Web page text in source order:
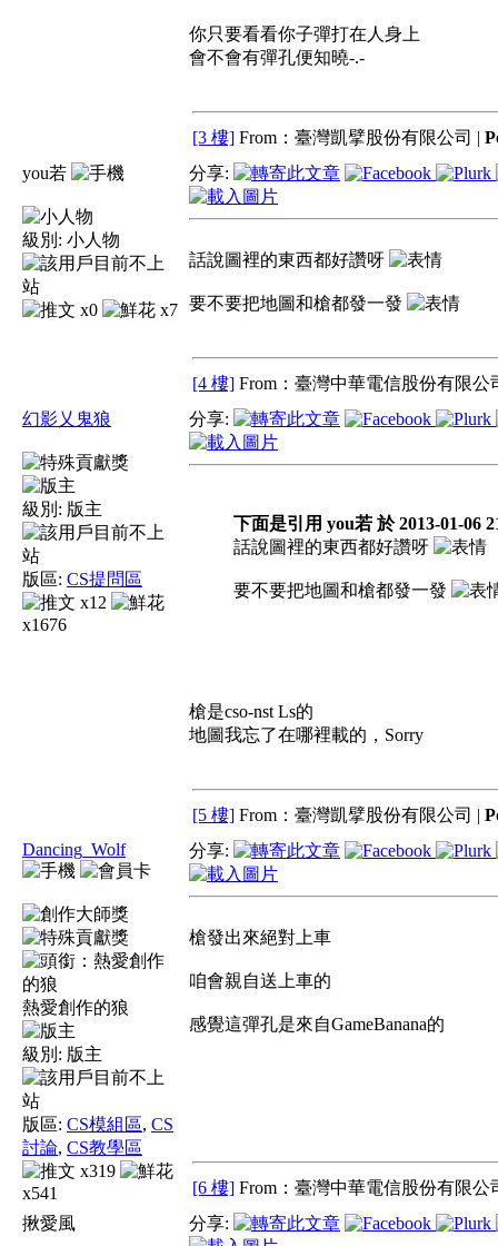
你只要看看你子彈打在人身上
會不會有彈孔便知曉-.-
[3 樓] From：臺灣凱擘股份有限公司 |
you若
級別: 小人物
x0 x7
分享:
話說圖裡的東西都好讚呀
要不要把地圖和槍都發一發
[4 樓] From：臺灣中華電信股份有限公
幻影乂鬼狼
級別: 版主
版區: CS提問區
x12
x1676
分享:
下面是引用 you若 於 2013-01-06
話說圖裡的東西都好讚呀
要不要把地圖和槍都發一發
槍是cso-nst Ls的
地圖我忘了在哪裡載的，Sorry
[5 樓] From：臺灣凱擘股份有限公司 |
Dancing_Wolf
熱愛創作的狼
級別: 版主
版區: CS模組區, CS
討論, CS教學區
x319
x541
分享:
槍發出來絕對上車
咱會親自送上車的
感覺這彈孔是來自GameBanana的
[6 樓] From：臺灣中華電信股份有限公
揪愛風
分享: